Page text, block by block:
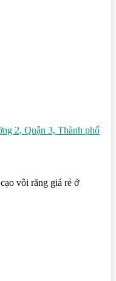
2, Quận 3, Thành phố
vôi răng giá rẻ ở